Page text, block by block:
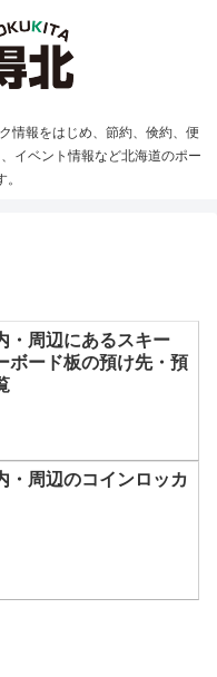
情報をはじめ、節約、倹約、便
イベント情報など北海道のポー
・周辺にあるスキー
ボード板の預け先・預
・周辺のコインロッカ